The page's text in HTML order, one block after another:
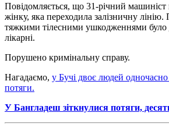
Повідомляється, що 31-річний машиніст
жінку, яка переходила залізничну
тяжкими тілесними ушкодженнями було
лікарні.
Порушено кримінальну справу.
Нагадаємо, у Бучі двоє людей
потяги.
У Бангладеш зіткнулися потяги,